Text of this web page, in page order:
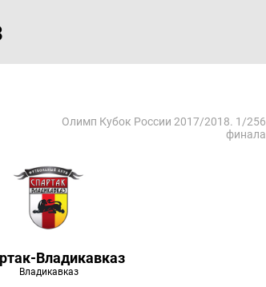
Олимп Кубок России 2017/2018. 1/256
финала
Владикавказ
Владикавказ